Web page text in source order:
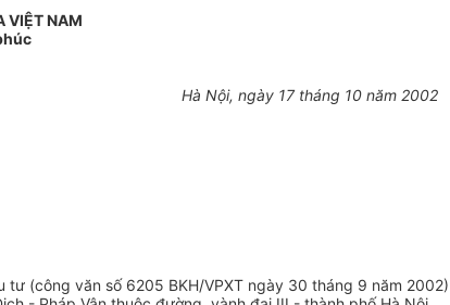
VIỆT NAM
Hà Nội, ngày 17 tháng 10 năm 2002
(công văn số 6205 BKH/VPXT ngày 30 tháng 9 năm 2002)